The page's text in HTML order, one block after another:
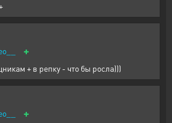
+
+ в репку - что бы росла)))
+